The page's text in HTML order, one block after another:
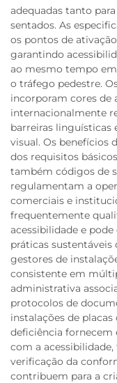
adequadas tanto
sentados. As
os pontos de
garantindo
ao mesmo tempo
o tráfego pedestre.
incorporam cores de
internacionalmente
barreiras linguísticas
visual. Os benefícios
dos requisitos
também códigos de
regulamentam a
comerciais e
frequentemente
acessibilidade e
práticas
gestores de
consistente em
administrativa
protocolos de
instalações de
deficiência fornecem
com a
verificação da
contribuem para a